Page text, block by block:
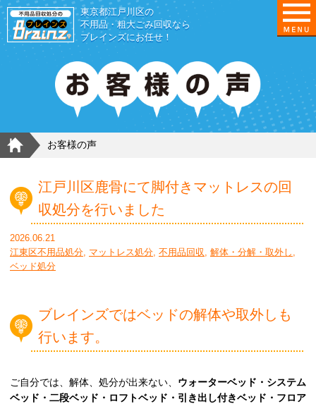
東京都江戸川区の
不用品・粗大ごみ回収なら
ブレインズにお任せ！
HOME
お客様の声
江戸川区鹿骨にて脚付きマットレスの回
収処分を行いました
2026.06.21
江東区不用品処分, マットレス処分, 不用品回収, 解体・分解・取外し ,
ベッド処分
ブレインズではベッドの解体や取外しも
行います。
ご自分では、解体、処分が出来ない、 ウォーターベッド・システム
ベッド・二段ベッド・ロフトベッド・引き出し付きベッド・フロア